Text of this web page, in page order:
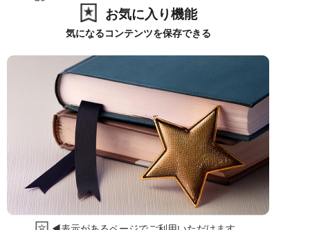
お気に入り機能
気になるコンテンツを保存できる